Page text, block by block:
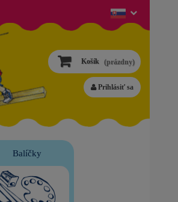
Košík (prázdny)
Prihlásiť sa
Balíčky